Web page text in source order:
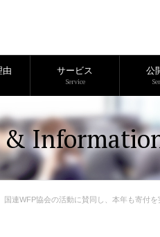
由 サービス
Service
公
&
国連WFP協会の活動に賛同し、本年も寄付